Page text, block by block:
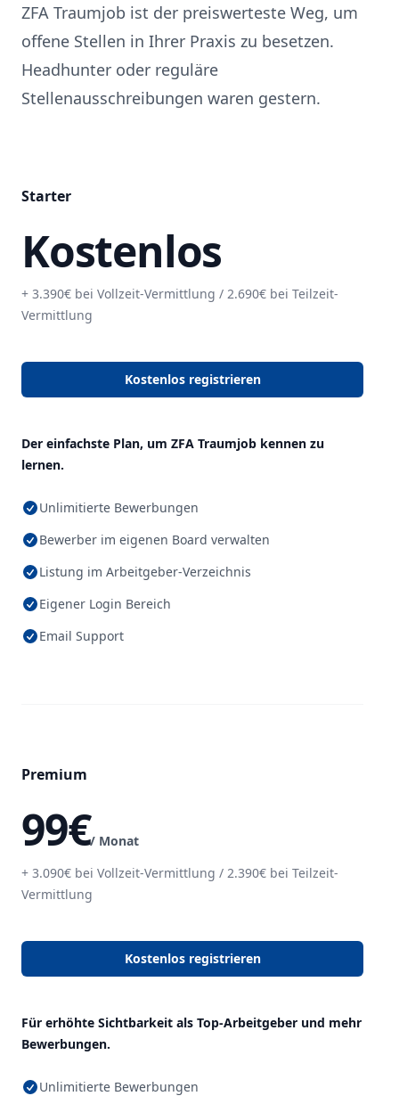
ZFA Traumjob ist der preiswerteste Weg, um
offene Stellen in Ihrer Praxis zu besetzen.
Headhunter oder reguläre
Stellenausschreibungen waren gestern.
Starter
Kostenlos
+ 3.390€ bei Vollzeit-Vermittlung / 2.690€ bei Teilzeit-
Vermittlung
Kostenlos registrieren
Der einfachste Plan, um ZFA Traumjob kennen zu
lernen.
Unlimitierte Bewerbungen
Bewerber im eigenen Board verwalten
Listung im Arbeitgeber-Verzeichnis
Eigener Login Bereich
Email Support
Premium
99€/ Monat
+ 3.090€ bei Vollzeit-Vermittlung / 2.390€ bei Teilzeit-
Vermittlung
Kostenlos registrieren
Für erhöhte Sichtbarkeit als Top-Arbeitgeber und mehr
Bewerbungen.
Unlimitierte Bewerbungen